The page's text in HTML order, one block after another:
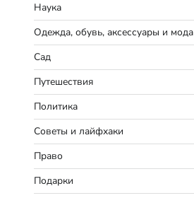
Наука
Одежда, обувь, аксессуары и мода
Сад
Путешествия
Политика
Советы и лайфхаки
Право
Подарки